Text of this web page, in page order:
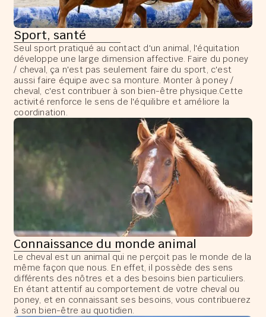
Sport, santé
Seul sport pratiqué au contact d'un animal, l'équitation
développe une large dimension affective. Faire du poney
/ cheval, ça n'est pas seulement faire du sport, c'est
aussi faire équipe avec sa monture. Monter à poney /
cheval, c'est contribuer à son bien-être physique.Cette
activité renforce le sens de l'équilibre et améliore la
coordination.
Connaissance du monde animal
Le cheval est un animal qui ne perçoit pas le monde de la
même façon que nous. En effet, il possède des sens
différents des nôtres et a des besoins bien particuliers.
En étant attentif au comportement de votre cheval ou
poney, et en connaissant ses besoins, vous contribuerez
à son bien-être au quotidien.